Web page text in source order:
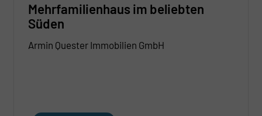
Mehrfamilienhaus im beliebten
Süden
Armin Quester Immobilien GmbH